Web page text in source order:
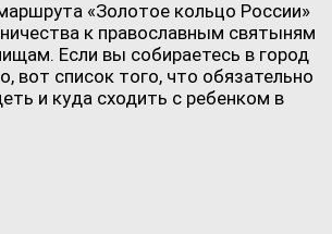
«Золотое кольцо России»
к православным святыням
Если вы собираетесь в город
вот список того, что обязательно
и куда сходить с ребенком в